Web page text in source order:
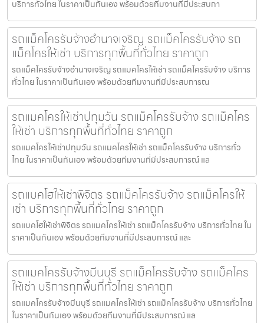
บริการทั่วไทย ในราคาเป็นกันเอง พร้อมด้วยทีมงานที่มีประสบกา
รถแม็คโครรับจ้างอำนาจเจริญ รถแม็คโครรับจ้าง รถ
แม็คโครให้เช่า บริการทุกพื้นที่ทั่วไทย ราคาถูก
รถแม็คโครรับจ้างอำนาจเจริญ รถแมคโครให้เช่า รถแม็คโครรับจ้าง บริการ
ทั่วไทย ในราคาเป็นกันเอง พร้อมด้วยทีมงานที่มีประสบการณ
รถแมคโครให้เช่าปทุมวัน รถแม็คโครรับจ้าง รถแม็คโคร
ให้เช่า บริการทุกพื้นที่ทั่วไทย ราคาถูก
รถแมคโครให้เช่าปทุมวัน รถแมคโครให้เช่า รถแม็คโครรับจ้าง บริการทั่ว
ไทย ในราคาเป็นกันเอง พร้อมด้วยทีมงานที่มีประสบการณ์ แล
รถแบคโฮให้เช่าพิจิตร รถแม็คโครรับจ้าง รถแม็คโครให้
เช่า บริการทุกพื้นที่ทั่วไทย ราคาถูก
รถแบคโฮให้เช่าพิจิตร รถแมคโครให้เช่า รถแม็คโครรับจ้าง บริการทั่วไทย ใน
ราคาเป็นกันเอง พร้อมด้วยทีมงานที่มีประสบการณ์ และ
รถแมคโครรับจ้างมีนบุรี รถแม็คโครรับจ้าง รถแม็คโคร
ให้เช่า บริการทุกพื้นที่ทั่วไทย ราคาถูก
รถแมคโครรับจ้างมีนบุรี รถแมคโครให้เช่า รถแม็คโครรับจ้าง บริการทั่วไทย
ในราคาเป็นกันเอง พร้อมด้วยทีมงานที่มีประสบการณ์ แล